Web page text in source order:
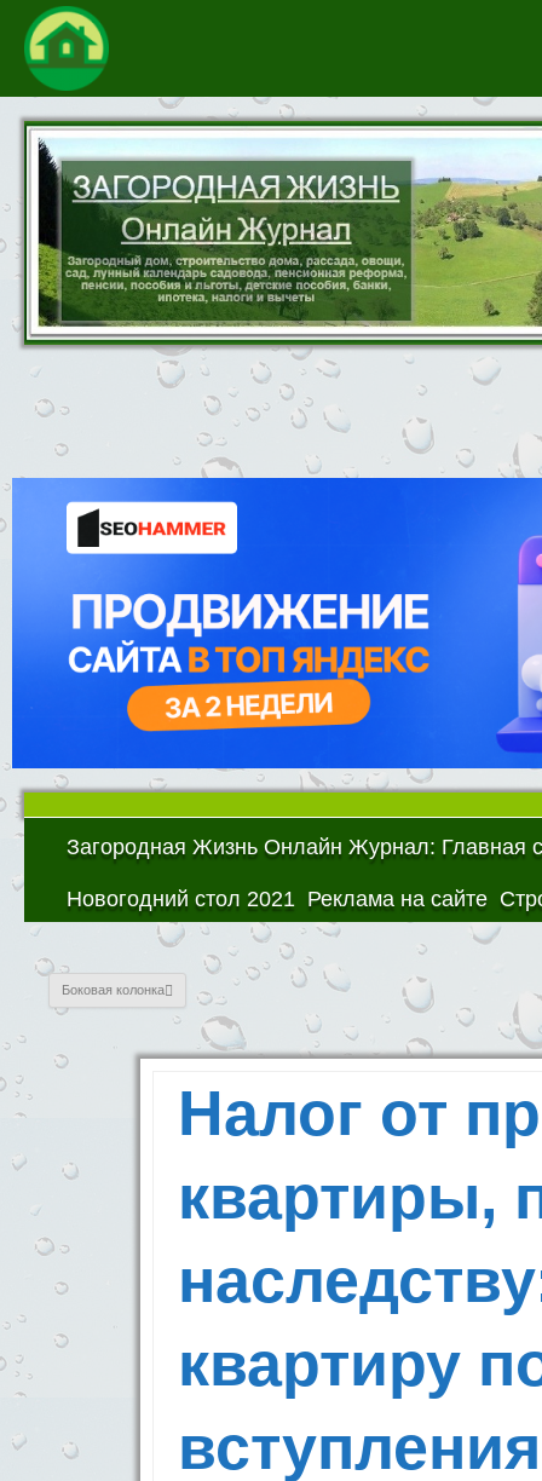
Загородная Жизнь Онлайн Журнал: Главная
Новогодний стол 2021 Реклама на сайте
Боковая колонка
Налог от
квартиры,
квартиру